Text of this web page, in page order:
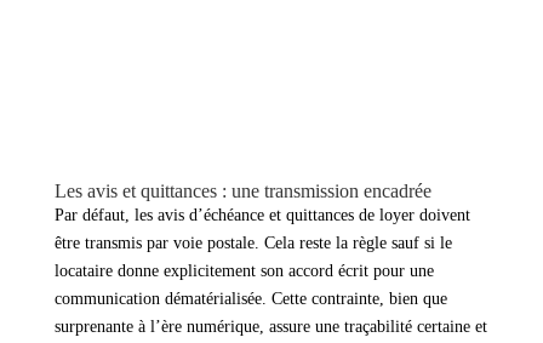
Les avis et quittances : une transmission encadrée
Par défaut, les avis d’échéance et quittances de loyer doivent
être transmis par voie postale. Cela reste la règle sauf si le
locataire donne explicitement son accord écrit pour une
communication dématérialisée. Cette contrainte, bien que
surprenante à l’ère numérique, assure une traçabilité certaine et